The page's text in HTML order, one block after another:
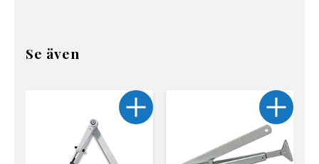
Se även